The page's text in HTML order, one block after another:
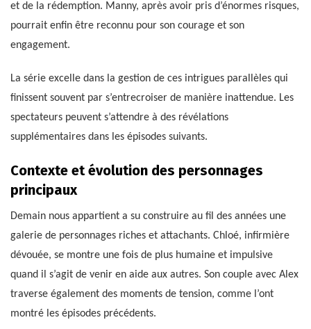
et de la rédemption. Manny, après avoir pris d’énormes risques,
pourrait enfin être reconnu pour son courage et son
engagement.
La série excelle dans la gestion de ces intrigues parallèles qui
finissent souvent par s’entrecroiser de manière inattendue. Les
spectateurs peuvent s’attendre à des révélations
supplémentaires dans les épisodes suivants.
Contexte et évolution des personnages
principaux
Demain nous appartient a su construire au fil des années une
galerie de personnages riches et attachants. Chloé, infirmière
dévouée, se montre une fois de plus humaine et impulsive
quand il s’agit de venir en aide aux autres. Son couple avec Alex
traverse également des moments de tension, comme l’ont
montré les épisodes précédents.